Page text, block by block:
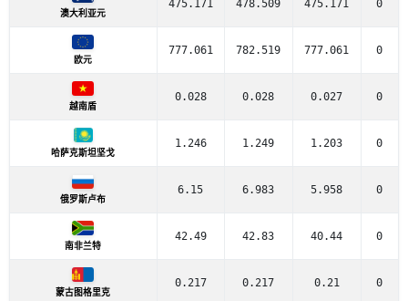
澳大利亚元
475.171 478.509 475.171 0
欧元
777.061 782.519 777.061 0
越南盾
0.028 0.028 0.027 0
哈萨克斯坦坚戈
1.246 1.249 1.203 0
俄罗斯卢布
6.15 6.983 5.958 0
南非兰特
42.49 42.83 40.44 0
蒙古图格里克
0.217 0.217 0.21 0